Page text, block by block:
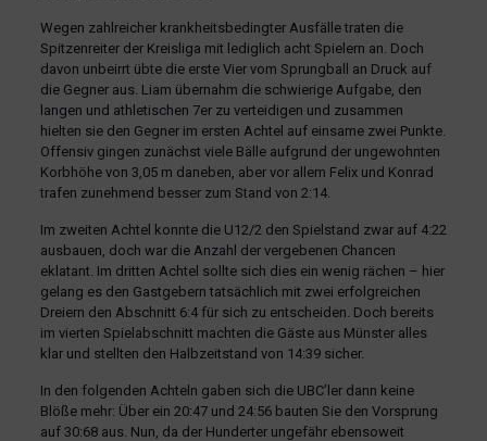
Wegen zahlreicher krankheitsbedingter Ausfälle traten die
Spitzenreiter der Kreisliga mit lediglich acht Spielern an. Doch
davon unbeirrt übte die erste Vier vom Sprungball an Druck auf
die Gegner aus. Liam übernahm die schwierige Aufgabe, den
langen und athletischen 7er zu verteidigen und zusammen
hielten sie den Gegner im ersten Achtel auf einsame zwei Punkte.
Offensiv gingen zunächst viele Bälle aufgrund der ungewohnten
Korbhöhe von 3,05 m daneben, aber vor allem Felix und Konrad
trafen zunehmend besser zum Stand von 2:14.
Im zweiten Achtel konnte die U12/2 den Spielstand zwar auf 4:22
ausbauen, doch war die Anzahl der vergebenen Chancen
eklatant. Im dritten Achtel sollte sich dies ein wenig rächen – hier
gelang es den Gastgebern tatsächlich mit zwei erfolgreichen
Dreiern den Abschnitt 6:4 für sich zu entscheiden. Doch bereits
im vierten Spielabschnitt machten die Gäste aus Münster alles
klar und stellten den Halbzeitstand von 14:39 sicher.
In den folgenden Achteln gaben sich die UBC’ler dann keine
Blöße mehr: Über ein 20:47 und 24:56 bauten Sie den Vorsprung
auf 30:68 aus. Nun, da der Hunderter ungefähr ebensoweit